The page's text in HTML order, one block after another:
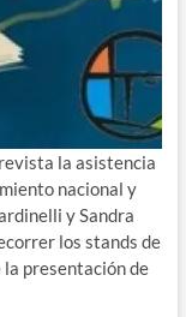
la asistencia
nacional y
y Sandra
los stands de
presentación de